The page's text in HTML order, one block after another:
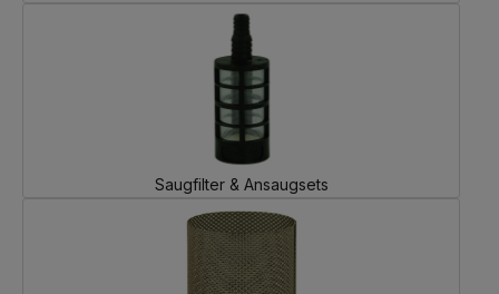
Saugfilter & Ansaugsets